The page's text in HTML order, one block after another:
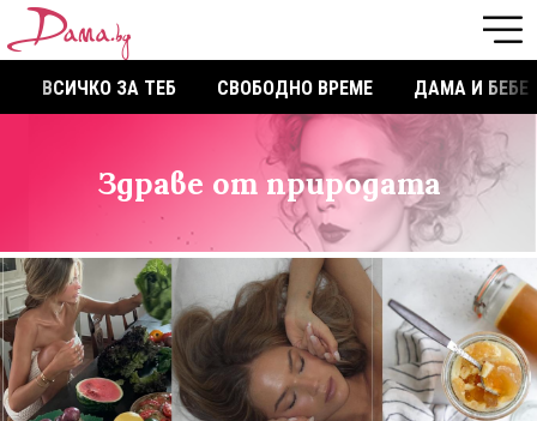
ВСИЧКО ЗА ТЕБ СВОБОДНО ВРЕМЕ ДАМА И БЕБЕ
Здраве от природата